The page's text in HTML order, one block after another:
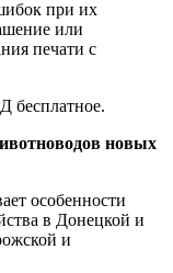
при их
или
печати с
бесплатное.
новых
особенности
в Донецкой и
и